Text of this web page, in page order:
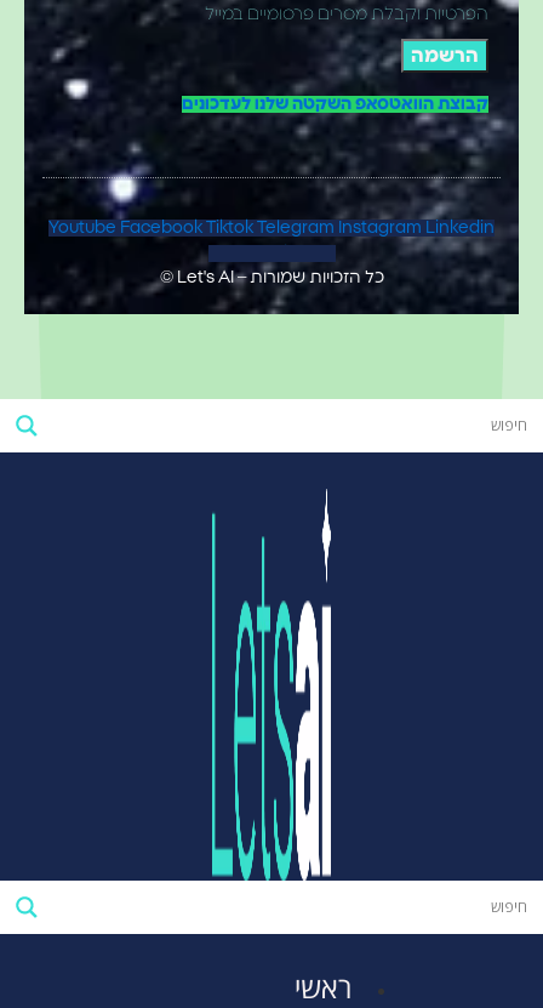
הפרטיות וקבלת מסרים פרסומיים במייל
הרשמה
קבוצת הוואטסאפ השקטה שלנו לעדכונים
Youtube Facebook Tiktok Telegram Instagram
Linkedin
כל הזכויות שמורות – Let's AI ©
ראשי